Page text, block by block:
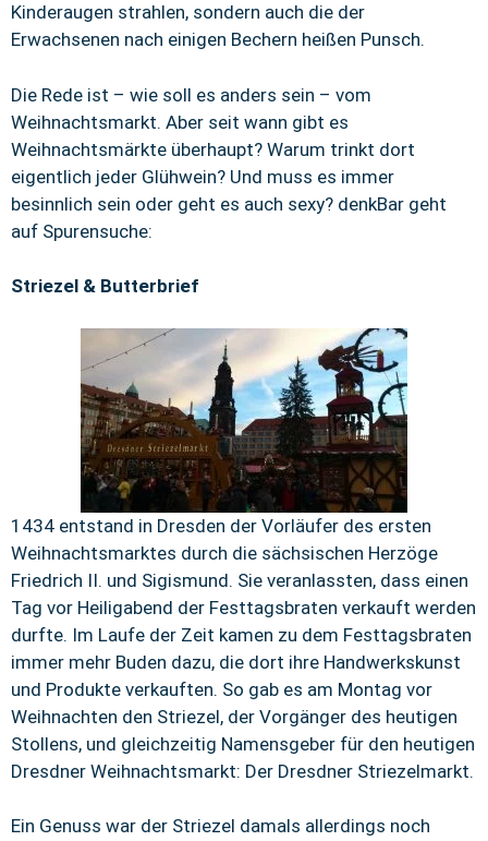
Kinderaugen strahlen, sondern auch die der
Erwachsenen nach einigen Bechern heißen Punsch.
Die Rede ist – wie soll es anders sein – vom
Weihnachtsmarkt. Aber seit wann gibt es
Weihnachtsmärkte überhaupt? Warum trinkt dort
eigentlich jeder Glühwein? Und muss es immer
besinnlich sein oder geht es auch sexy? denkBar geht
auf Spurensuche:
Striezel & Butterbrief
1434 entstand in Dresden der Vorläufer des ersten
Weihnachtsmarktes durch die sächsischen Herzöge
Friedrich II. und Sigismund. Sie veranlassten, dass einen
Tag vor Heiligabend der Festtagsbraten verkauft werden
durfte. Im Laufe der Zeit kamen zu dem Festtagsbraten
immer mehr Buden dazu, die dort ihre Handwerkskunst
und Produkte verkauften. So gab es am Montag vor
Weihnachten den Striezel, der Vorgänger des heutigen
Stollens, und gleichzeitig Namensgeber für den heutigen
Dresdner Weihnachtsmarkt: Der Dresdner Striezelmarkt.
Ein Genuss war der Striezel damals allerdings noch